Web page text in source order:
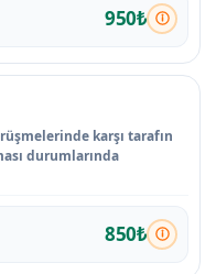
950₺
karşı tarafın
durumlarında
850₺